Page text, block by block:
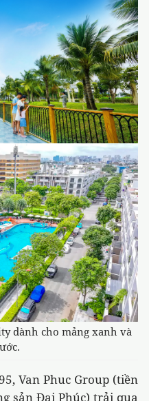
dành cho mảng xanh và
Van Phuc Group (tiền
sản Đại Phúc) trải qua